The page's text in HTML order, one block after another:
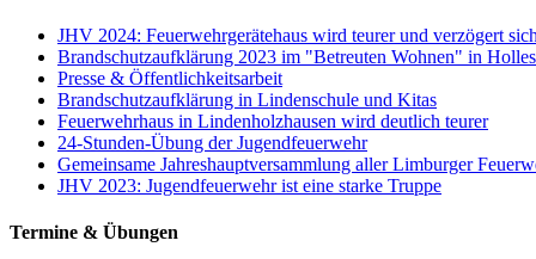
JHV 2024: Feuerwehrgerätehaus wird teurer und verzögert sich
Brandschutzaufklärung 2023 im "Betreuten Wohnen" in
Presse & Öffentlichkeitsarbeit
Brandschutzaufklärung in Lindenschule und Kitas
Feuerwehrhaus in Lindenholzhausen wird deutlich teurer
24-Stunden-Übung der Jugendfeuerwehr
Gemeinsame Jahreshauptversammlung aller Limburger
JHV 2023: Jugendfeuerwehr ist eine starke Truppe
Termine & Übungen